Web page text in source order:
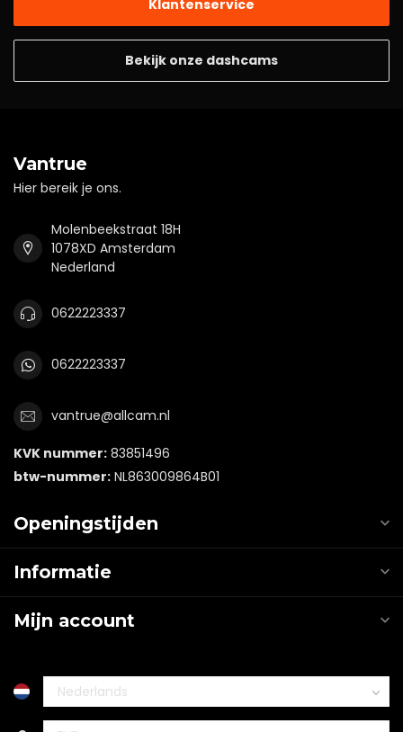
Klantenservice
Bekijk onze dashcams
Vantrue
Hier bereik je ons.
Molenbeekstraat 18H
1078XD Amsterdam
Nederland
0622223337
0622223337
vantrue@allcam.nl
KVK nummer: 83851496
btw-nummer: NL863009864B01
Openingstijden
Informatie
Mijn account